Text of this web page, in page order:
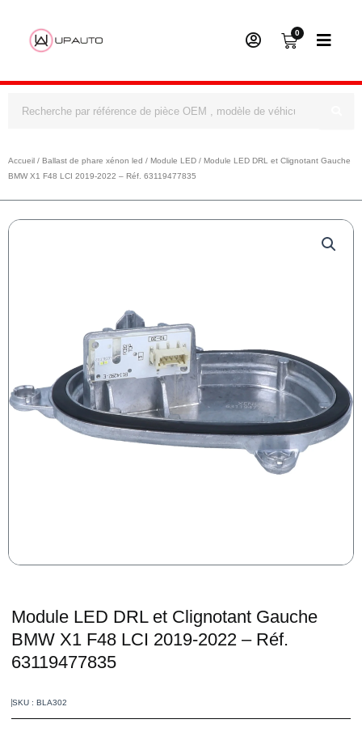
0
Panier
Accueil / Ballast de phare xénon led / Module LED / Module LED DRL et Clignotant Gauche
BMW X1 F48 LCI 2019-2022 – Réf. 63119477835
Module LED DRL et Clignotant Gauche
BMW X1 F48 LCI 2019-2022 – Réf.
63119477835
SKU : BLA302